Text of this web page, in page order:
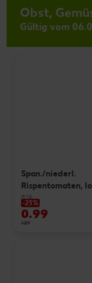
Obst,
Gültig vom
Span./niederl.
Rispentomaten,
je kg
-23%
0.99
1.29